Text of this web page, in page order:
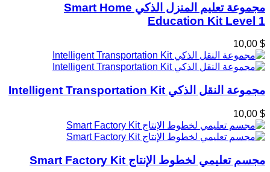
مجموعة تعليم المنزل الذكي Smart Home
Education Kit Level 1
$ 10,00
مجموعة النقل الذكي Intelligent Transportation Kit
$ 10,00
مجسم تعليمي لخطوط الإنتاج Smart Factory Kit